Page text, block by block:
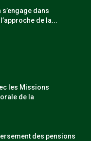
dans
de la...
les Missions
de la
des pensions